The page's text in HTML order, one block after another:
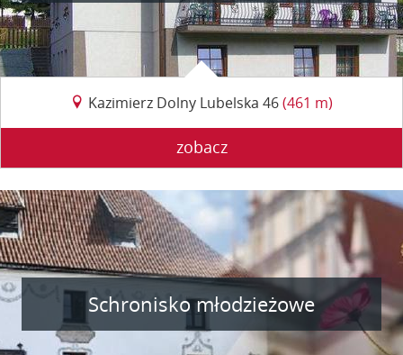
Kazimierz Dolny Lubelska 46(461 m)
zobacz
Schronisko młodzieżowe